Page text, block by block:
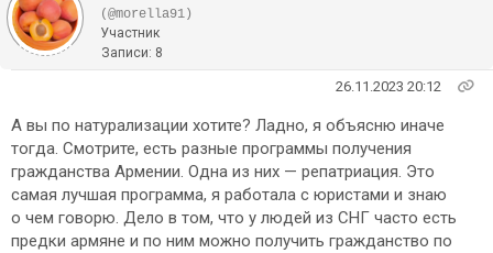
(@morella91)
Участник
Записи: 8
26.11.2023 20:12
А вы по натурализации хотите? Ладно, я объясню иначе
тогда. Смотрите, есть разные программы получения
гражданства Армении. Одна из них — репатриация. Это
самая лучшая программа, я работала с юристами и знаю
о чем говорю. Дело в том, что у людей из СНГ часто есть
предки армяне и по ним можно получить гражданство по